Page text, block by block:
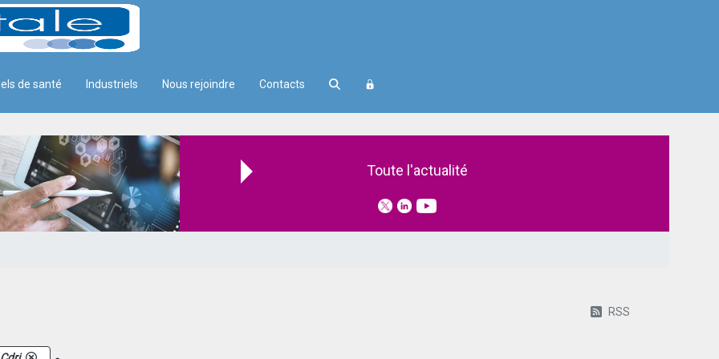
de santé Industriels Nous rejoindre Contacts
Toute l'actualité
RSS
.